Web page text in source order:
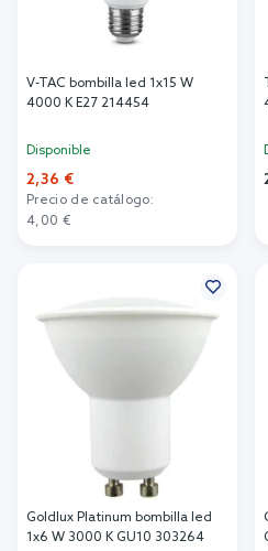
V-TAC bombilla led 1x15 W
4000 K E27 214454
Disponible
2,36 €
Precio de catálogo:
4,00 €
Goldlux Platinum bombilla led
1x6 W 3000 K GU10 303264